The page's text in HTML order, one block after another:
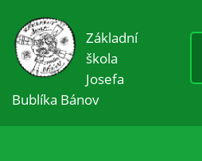
Základní
škola
Josefa
Bublíka Bánov